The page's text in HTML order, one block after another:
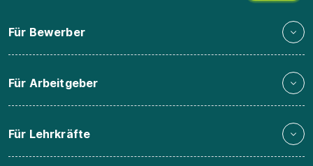
Für Bewerber
Für Arbeitgeber
Für Lehrkräfte